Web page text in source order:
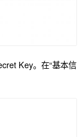
Key。在“基本信